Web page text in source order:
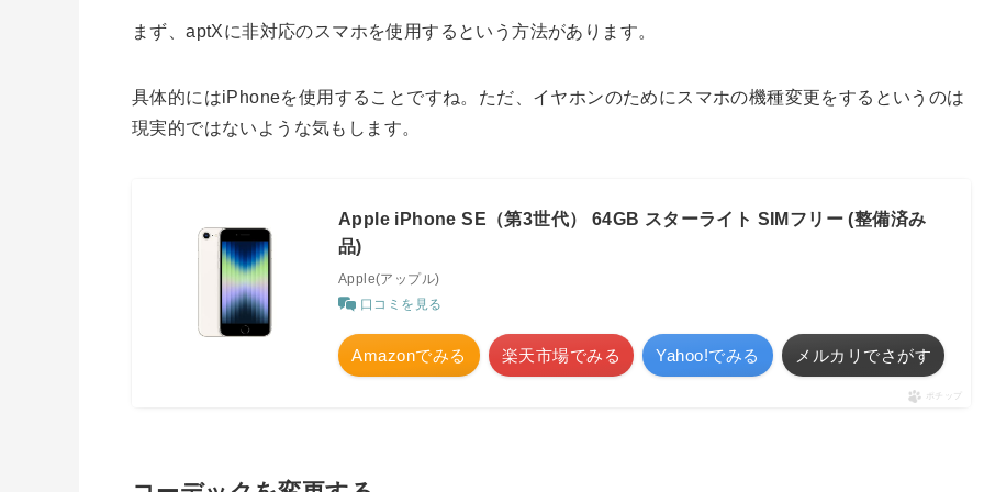
まず、aptXに非対応のスマホを使用するという方法があります。
具体的にはiPhoneを使用することですね。ただ、イヤホンのためにスマホの機種変更をするというのは
現実的ではないような気もします。
Apple iPhone SE（第3世代） 64GB スターライト SIMフリー (整備済み
品)
Apple(アップル)
口コミを見る
Amazonでみる 楽天市場でみる Yahoo!でみる メルカリでさがす
ポチップ